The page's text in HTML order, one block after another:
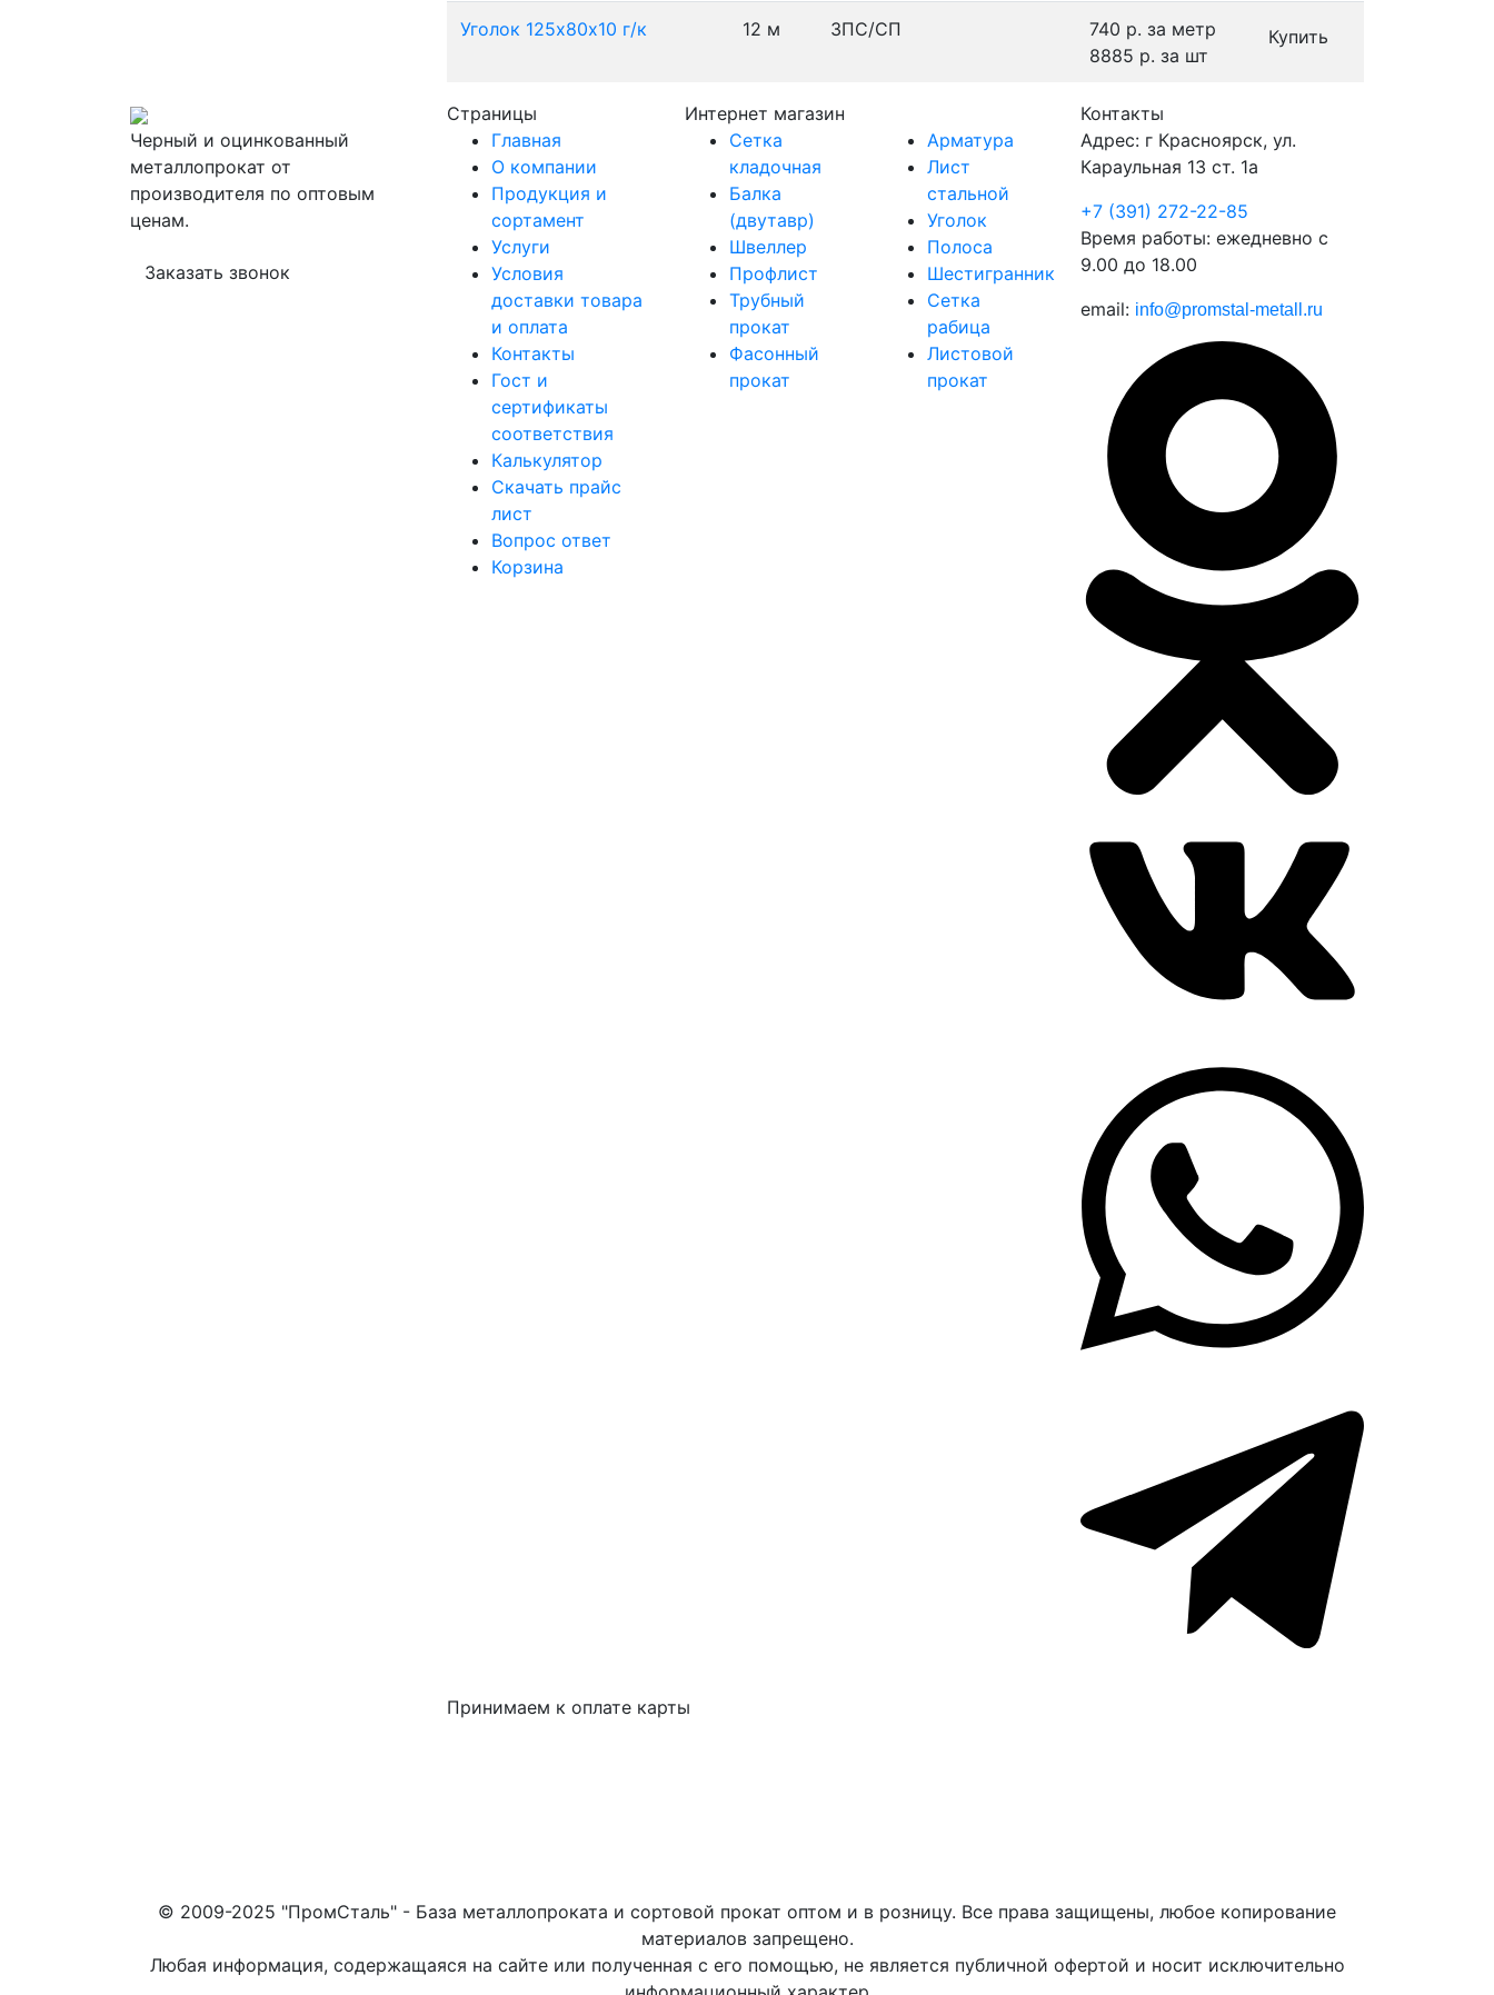
Уголок 125х80х10 г/к 12 м 3ПС/СП 740 р. за метр
8885 р. за шт
Купить
Черный и оцинкованный
металлопрокат от
производителя по оптовым
ценам.
Заказать звонок
Страницы
Главная
О компании
Продукция и
сортамент
Услуги
Условия
доставки товара
и оплата
Контакты
Гост и
сертификаты
соответствия
Калькулятор
Скачать прайс
лист
Вопрос ответ
Корзина
Интернет магазин
Сетка
кладочная
Балка
(двутавр)
Швеллер
Профлист
Трубный
прокат
Фасонный
прокат
Арматура
Лист
стальной
Уголок
Полоса
Шестигранник
Сетка
рабица
Листовой
прокат
Контакты
Адрес: г Красноярск, ул.
Караульная 13 ст. 1а
+7 (391) 272-22-85
Время работы: ежедневно с
9.00 до 18.00
email: info@promstal-metall.ru
Принимаем к оплате карты
© 2009-2025 "ПромСталь" - База металлопроката и сортовой прокат оптом и в розницу. Все права защищены, любое копирование
материалов запрещено.
Любая информация, содержащаяся на сайте или полученная с его помощью, не является публичной офертой и носит исключительно